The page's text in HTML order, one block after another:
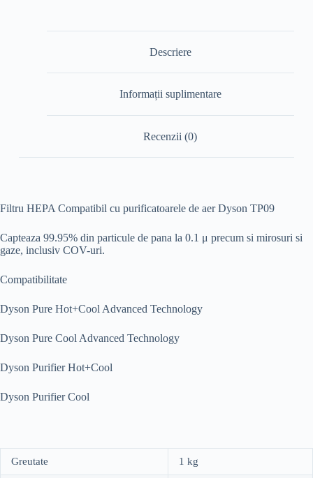
Descriere
Informații suplimentare
Recenzii (0)
Filtru HEPA Compatibil cu purificatoarele de aer Dyson TP09
Capteaza 99.95% din particule de pana la 0.1 μ precum si mirosuri si
gaze, inclusiv COV-uri.
Compatibilitate
Dyson Pure Hot+Cool Advanced Technology
Dyson Pure Cool Advanced Technology
Dyson Purifier Hot+Cool
Dyson Purifier Cool
Greutate 1 kg